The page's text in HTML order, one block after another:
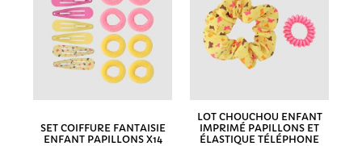
SET COIFFURE FANTAISIE
ENFANT PAPILLONS X14
LOT CHOUCHOU ENFANT
IMPRIMÉ PAPILLONS ET
ÉLASTIQUE TÉLÉPHONE